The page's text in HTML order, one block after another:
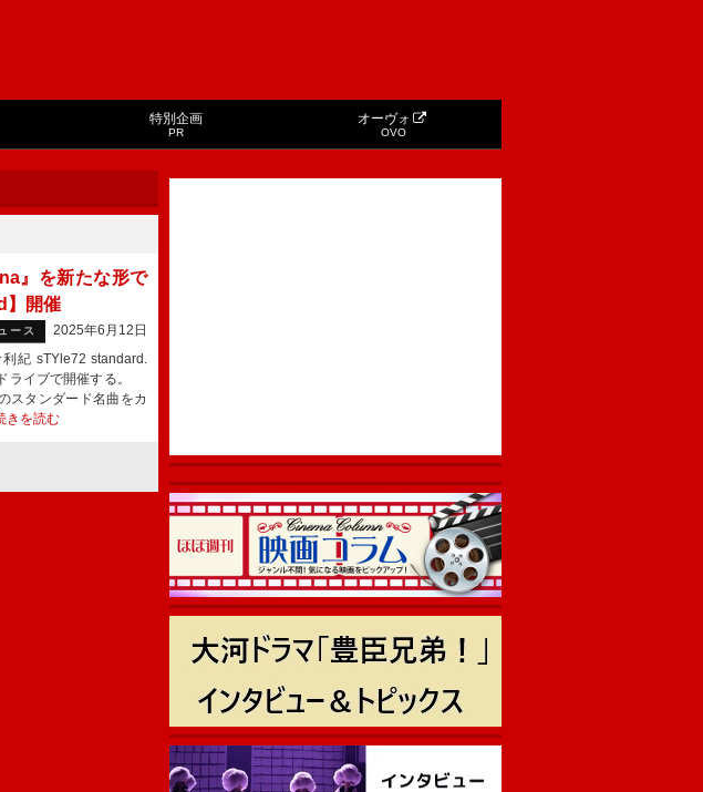
特別企画
PR
オーヴォ
OVO
』を新たな形で
】開催
ース
2025年6月12日
紀 sTYle72 standard.
ライブで開催する。
スタンダード名曲をカ
きを読む